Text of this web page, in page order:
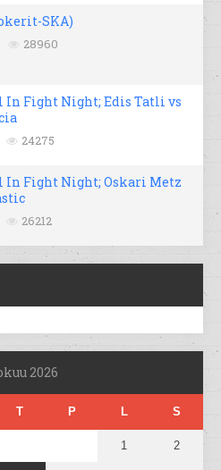
SKA)
28960
In Fight Night; Edis Tatli vs
24275
In Fight Night; Oskari Metz
26212
2026
T P L S
1 2